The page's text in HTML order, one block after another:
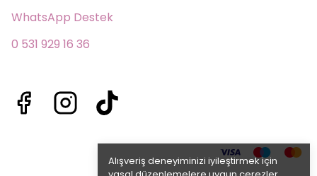
Alışveriş deneyiminizi iyileştirmek için
WhatsApp Destek
0 531 929 16 36